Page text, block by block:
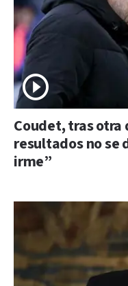
Coudet, tras otra
resultados no se
irme”